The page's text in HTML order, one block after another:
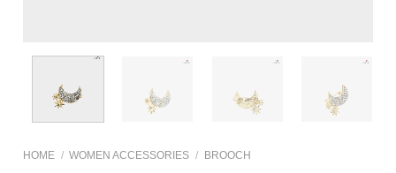
HOME / WOMEN ACCESSORIES / BROOCH